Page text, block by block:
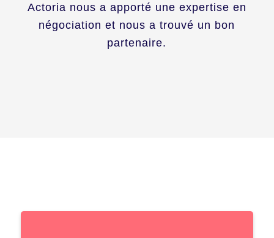
Actoria nous a apporté une expertise en
négociation et nous a trouvé un bon
partenaire.